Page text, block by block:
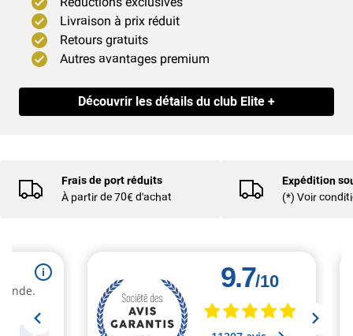
VÉLO ROUTE ULTEGRA
Livraison à prix réduit
Retours gratuits
Autres avantages premium
Découvrir les détails du club Elite +
Frais de port réduits
À partir de 70€ d'achat
Expédition
(*) Voir